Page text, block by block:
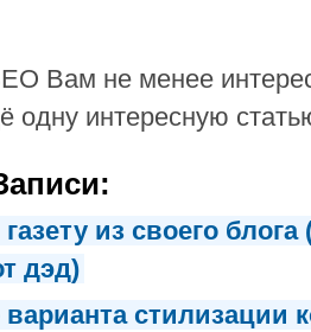
Вам не менее
одну интересную
из своего
дэд)
стилизации